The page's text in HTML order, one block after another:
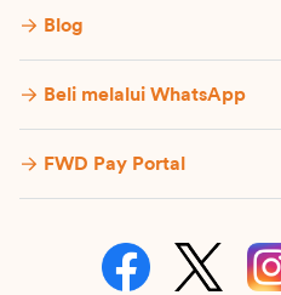
Blog
Beli melalui WhatsApp
FWD Pay Portal